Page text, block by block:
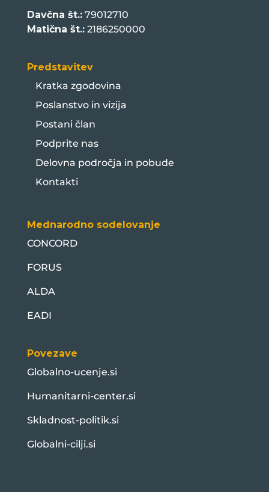
Davčna št.:79012710
Matična št.:2186250000
Predstavitev
Kratka zgodovina
Poslanstvo in vizija
Postani član
Podprite nas
Delovna področja in pobude
Kontakti
Mednarodno sodelovanje
CONCORD
FORUS
ALDA
EADI
Povezave
Globalno-ucenje.si
Humanitarni-center.si
Skladnost-politik.si
Globalni-cilji.si